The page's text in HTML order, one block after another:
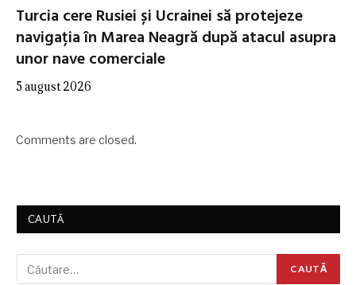
Turcia cere Rusiei și Ucrainei să protejeze
navigația în Marea Neagră după atacul asupra
unor nave comerciale
5 august 2026
Comments are closed.
CAUTĂ